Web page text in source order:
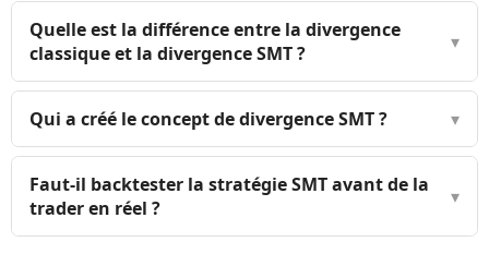
Quelle est la différence entre la divergence
classique et la divergence SMT ?
▾
Qui a créé le concept de divergence SMT ? ▾
Faut-il backtester la stratégie SMT avant de la
trader en réel ?
▾